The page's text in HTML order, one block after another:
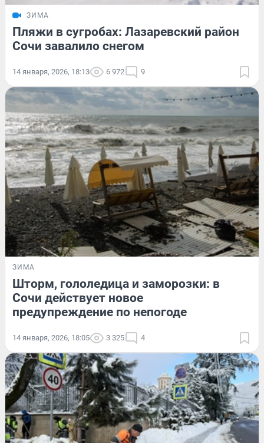
ЗИМА
Пляжи в сугробах: Лазаревский район
Сочи завалило снегом
14 января, 2026, 18:13 6 972 9
ЗИМА
Шторм, гололедица и заморозки: в
Сочи действует новое
предупреждение по непогоде
14 января, 2026, 18:05 3 325 4